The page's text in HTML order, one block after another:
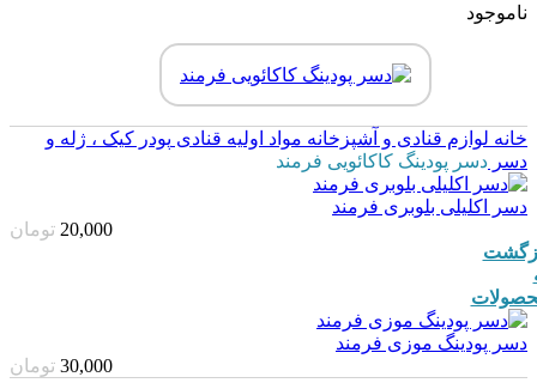
ناموجود
خانه لوازم قنادی و آشپزخانه مواد اولیه قنادی پودر کیک ، ژله و
دسر دسر پودینگ کاکائویی فرمند
دسر اکلیلی بلوبری فرمند
20,000 تومان
دسر پودینگ موزی فرمند
30,000 تومان